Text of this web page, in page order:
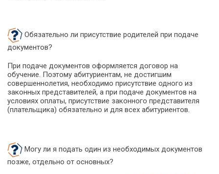
Обязательно ли присутствие родителей при подаче
документов?
При подаче документов оформляется договор на
обучение. Поэтому абитуриентам, не достигшим
совершеннолетия, необходимо присутствие одного из
законных представителей, а при подаче документов на
условиях оплаты, присутствие законного представителя
(плательщика) обязательно и для всех абитуриентов.
Могу ли я подать один из необходимых документов
позже, отдельно от основных?